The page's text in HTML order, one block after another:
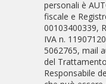
personali è
fiscale e
00103400339,
IVA n.
5062765, mail
del
Responsabile